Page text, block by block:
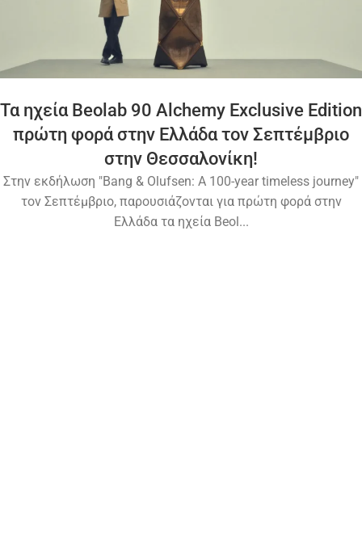
Τα ηχεία Beolab 90 Alchemy Exclusive Edition
πρώτη φορά στην Ελλάδα τον Σεπτέμβριο
στην Θεσσαλονίκη!
Στην εκδήλωση "Bang & Olufsen: A 100-year timeless journey"
τον Σεπτέμβριο, παρουσιάζονται για πρώτη φορά στην
Ελλάδα τα ηχεία Beol...